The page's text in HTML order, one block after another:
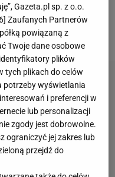
sam przyznał, on
Gazeta.pl sp. z o.o.
] Zaufanych Partnerów
powiązaną z
Twoje dane osobowe
plików
tych plikach do celów
potrzeby wyświetlania
i preferencji w
lub personalizacji
zgody jest dobrowolne.
ograniczyć jej zakres lub
przejdź do